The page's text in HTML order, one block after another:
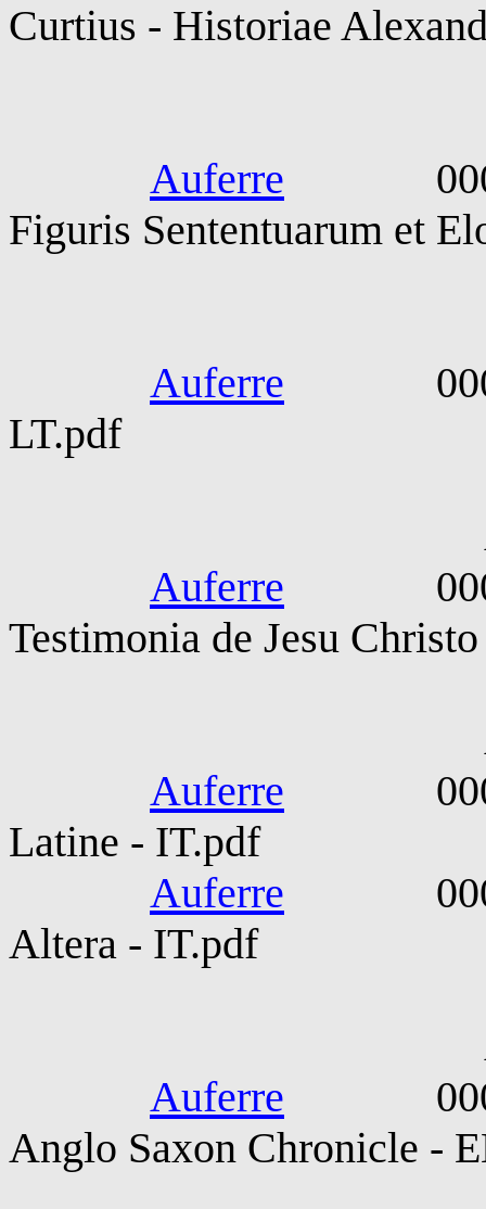
Curtius - Historiae
Auferre 0000-
Figuris Sententuarum et
Auferre 0000-
LT.pdf
AA
Auferre 0000-
Testimonia de Jesu
Auferre 0000-
Latine - IT.pdf
Auferre 0000-
Altera - IT.pdf
Auctor
Auferre 0001-
Anglo Saxon Chronicle -